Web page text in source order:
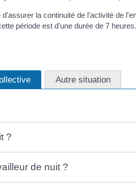
la continuité de l'activité de
période est d'une durée de 7
Autre situation
?
de nuit ?